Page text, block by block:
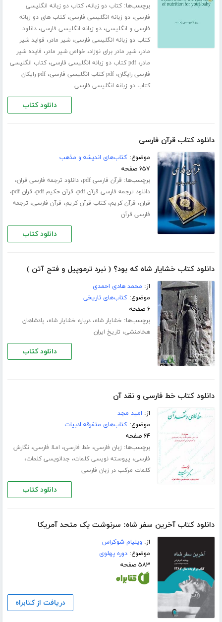
برچسب‌ها:کتاب دو زبانه،کتاب دو زبانه انگلیسی
فارسی،دو زبانه انگلیسی فارسی،کتاب های دو زبانه
فارسی و انگلیسی،دو زبانه انگلیسی فارسی،دانلود
کتاب دو زبانه انگلیسی فارسی،شیر مادر، فواید شیر
مادر،شیر مادر برای نوزاد، خواص شیر مادر، فایده شیر
مادر،pdf کتاب دو زبانه انگلیسی فارسی ،کتاب انگلیسی
فارسی رایگان،pdf کتاب انگلیسی فارسی ،
pdf رایکان
کتاب دو زبانه انگلیسی فارسی
دانلود کتاب
دانلود کتاب قرآن فارسی
موضوع:کتاب‌های اندیشه و مذهب
۶۵۷ صفحه
برچسب‌ها: قرآن فارسی pdf ،دانلود ترجمه فارسی قران،
دانلود ترجمه فارسی قرآن pdf ، قرآن حکیم pdf ، قران pdf ،
قران، قرآن کریم،کتاب قرآن کریم، قرآن فارسی، ترجمه
فارسی قرآن
دانلود کتاب
دانلود کتاب خشایار شاه که بود؟ ( نبرد ترموپیل و فتح آتن )
از: محمد هادی احمدی
موضوع:کتاب‌های تاریخی
۶ صفحه
برچسب‌ها: خشایار شاه،درباره خشایار شاه، پادشاهان
هخامنشی، تاریخ ایران
دانلود کتاب
دانلود کتاب خط فارسی و نقد آن
از: امید مجد
موضوع:کتاب‌های متفرقه ادبیات
۶۴ صفحه
برچسب‌ها: زبان فارسی، خط فارسی، املا فارسی،نگارش
فارسی، پیوسته نویسی کلمات، جدانویسی کلمات،
کلمات مرکب در زبان فارسی
دانلود کتاب
دانلود کتاب آخرین سفر شاه: سرنوشت یک متحد آمریکا
از: ویلیام شوکراس
موضوع:دوره پهلوی
۵۸۳ صفحه
دریافت از کتابراه